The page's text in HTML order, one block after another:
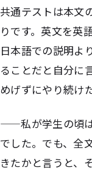
共通テストは本文
りです。英文を英
日本語での説明よ
ることだと自分に
めげずにやり続け
——私が学生の頃
でした。でも、全
きたかと言うと、